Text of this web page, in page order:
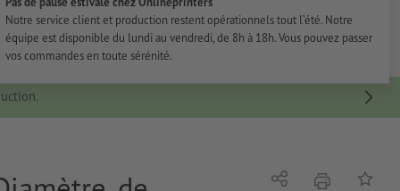
Notre service client et production restent opérationnels tout l’été. Notre
équipe est disponible du lundi au vendredi, de 8h à 18h. Vous pouvez passer
vos commandes en toute sérénité.
Papeterie Autocollants
Partagerimprimer